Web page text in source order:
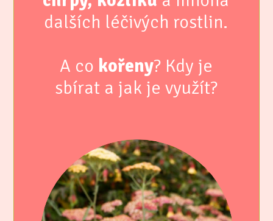
dalších léčivých rostlin.
A co kořeny? Kdy je
sbírat a jak je využít?​